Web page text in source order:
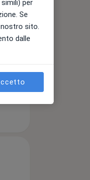
11 Ago
per
Se
sito.
dalle